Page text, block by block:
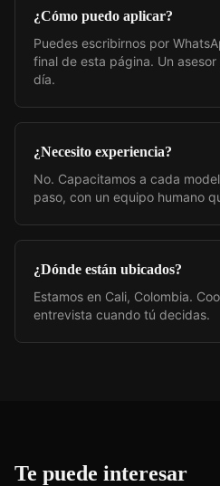
¿Cómo puedo aplicar?
Puedes escribirnos por
final de esta página. Un
día.
¿Necesito experiencia?
No. Capacitamos a cada
paso, con un equipo humano
¿Dónde están ubicados?
Estamos en Cali, Colombia.
entrevista cuando tú decidas.
Te puede interesar